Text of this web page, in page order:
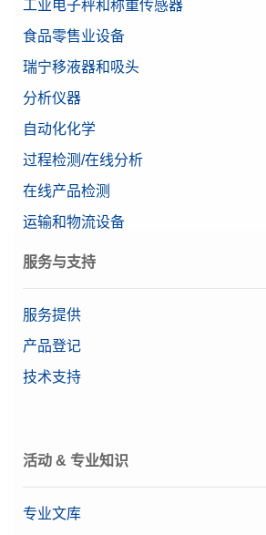
工业电子秤和称重传感器
食品零售业设备
瑞宁移液器和吸头
分析仪器
自动化化学
过程检测/在线分析
在线产品检测
运输和物流设备
服务与支持
服务提供
产品登记
技术支持
活动 & 专业知识
专业文库